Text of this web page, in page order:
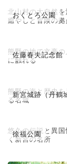
おくとろ公園
北山村の大自然を
癒やしと冒険の拠
佐藤春夫記念館
熊野の地で文豪
に触れる
新宮城跡（丹鶴
熊野の海と歴史
る名城
徐福公園
悠久の伝説と異
く新宮の名所